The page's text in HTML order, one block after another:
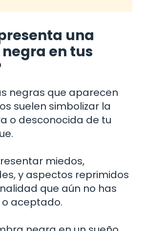
una
en tus
negras que aparecen
suelen simbolizar la
o desconocida de tu
miedos,
y aspectos reprimidos
que aún no has
aceptado.